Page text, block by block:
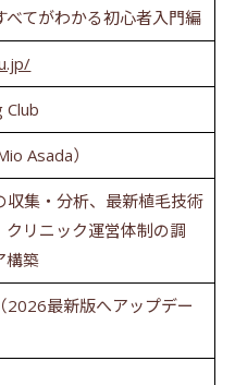
べてがわかる初心者入門編
Club
Asada）
収集・分析、最新植毛技術
クリニック運営体制の調
構築
2026最新版へアップデー